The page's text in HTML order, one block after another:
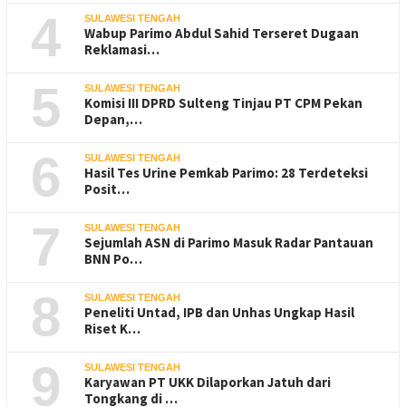
4 SULAWESI TENGAH
Wabup Parimo Abdul Sahid Terseret Dugaan
Reklamasi…
5 SULAWESI TENGAH
Komisi III DPRD Sulteng Tinjau PT CPM Pekan
Depan,…
6 SULAWESI TENGAH
Hasil Tes Urine Pemkab Parimo: 28 Terdeteksi
Posit…
7 SULAWESI TENGAH
Sejumlah ASN di Parimo Masuk Radar Pantauan
BNN Po…
8 SULAWESI TENGAH
Peneliti Untad, IPB dan Unhas Ungkap Hasil
Riset K…
9 SULAWESI TENGAH
Karyawan PT UKK Dilaporkan Jatuh dari
Tongkang di …